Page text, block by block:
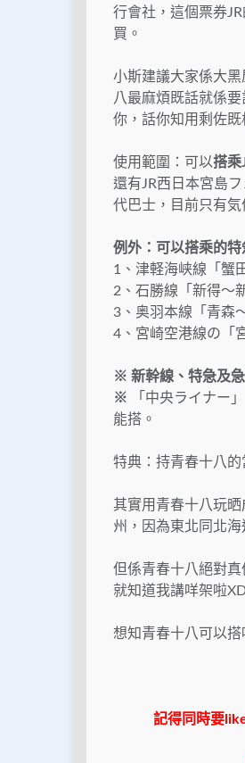
行會社，這個票券
買。
小斯建議大家係大
八最麻煩既話就係
你，話你知用剩佐
使用範圍：可以搭乘
還有JR西日本宮島
代巴士，目前只有気
例外：可以搭乘的
1、津軽海峡線「蟹
2、石勝線「新得～
3、奥羽本線「青森
4、宮崎空港線の「
※ 新幹線、特急及
※ 「中央ライナー
能搭。
特典：持青春十八
其實用青春十八玩
州，因為東北同北
但係青春十八絕對
就知道我講咩架啦
想知青春十八可以搭
記得同時要